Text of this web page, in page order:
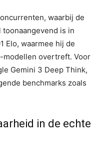
waarbij de
is in
Elo, waarmee hij de
modellen overtreft. Voor
Gemini 3 Deep Think,
benchmarks zoals
in de echte